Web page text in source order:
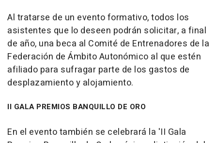
Al tratarse de un evento formativo, todos los
asistentes que lo deseen podrán solicitar, a final
de año, una beca al Comité de Entrenadores de la
Federación de Ámbito Autonómico al que estén
afiliado para sufragar parte de los gastos de
desplazamiento y alojamiento.
II GALA PREMIOS BANQUILLO DE ORO
En el evento también se celebrará la 'II Gala